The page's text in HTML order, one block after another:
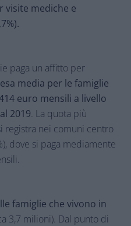
visite mediche e
paga un affitto per
media per le famiglie
euro mensili a livello
2019. La quota più
registra nei comuni centro
dove si paga mediamente
famiglie che vivono in
3,7 milioni). Dal punto di